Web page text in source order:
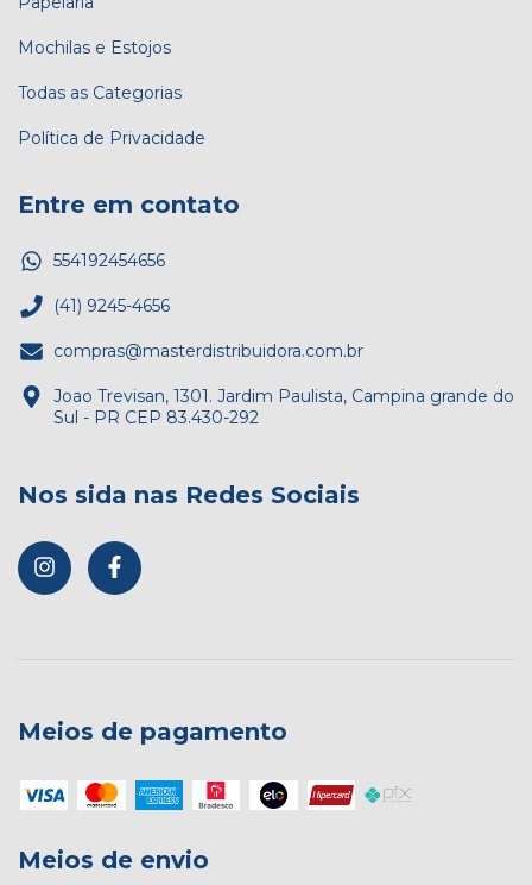
Mochilas e Estojos
Todas as Categorias
Política de Privacidade
Entre em contato
554192454656
(41) 9245-4656
compras@masterdistribuidora.com.br
Joao Trevisan, 1301. Jardim Paulista, Campina grande do
Sul - PR CEP 83.430-292
Nos sida nas Redes Sociais
Meios de pagamento
Meios de envio